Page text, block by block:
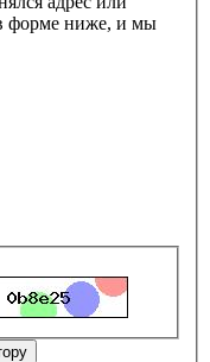
в форме ниже, и мы